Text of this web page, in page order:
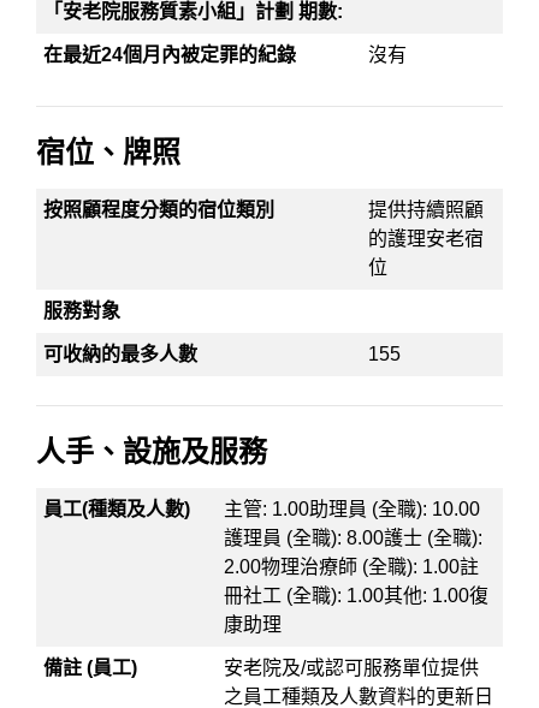
「安老院服務質素小組」計劃 期數:
在最近24個月內被定罪的紀錄 沒有
宿位、牌照
按照顧程度分類的宿位類別
提供持續照顧
的護理安老宿
位
服務對象
可收納的最多人數 155
人手、設施及服務
員工(種類及人數)
主管: 1.00助理員 (全職): 10.00
護理員 (全職): 8.00護士 (全職):
2.00物理治療師 (全職): 1.00註
冊社工 (全職): 1.00其他: 1.00復
康助理
備註 (員工)
安老院及/或認可服務單位提供
之員工種類及人數資料的更新日